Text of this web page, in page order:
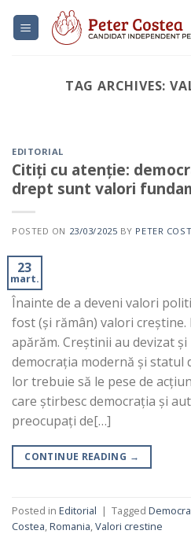
TAG ARCHIVES:
Sondajele de opinie
EDITORIAL
Citiți cu atenție:
drept sunt valori
POSTED ON 23/03/2025 BY PETER
23
mart.
Înainte de a deveni valori
fost (și rămân) valori creștine.
apărăm. Creștinii au devizat
democrația modernă și statul
lor trebuie să le pese de
care știrbesc democrația și
preocupați de[…]
CONTINUE READING →
Posted in Editorial | Tagged
Costea,Romania,Valori crestine